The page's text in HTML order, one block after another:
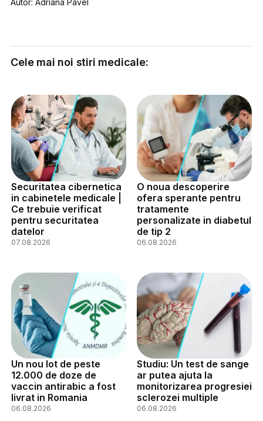
Cele mai noi stiri medicale:
Securitatea cibernetica
in cabinetele medicale |
Ce trebuie verificat
pentru securitatea
datelor
07.08.2026
O noua descoperire
ofera sperante pentru
tratamente
personalizate in diabetul
de tip 2
06.08.2026
Un nou lot de peste
12.000 de doze de
vaccin antirabic a fost
livrat in Romania
06.08.2026
Studiu: Un test de sange
ar putea ajuta la
monitorizarea progresiei
sclerozei multiple
06.08.2026